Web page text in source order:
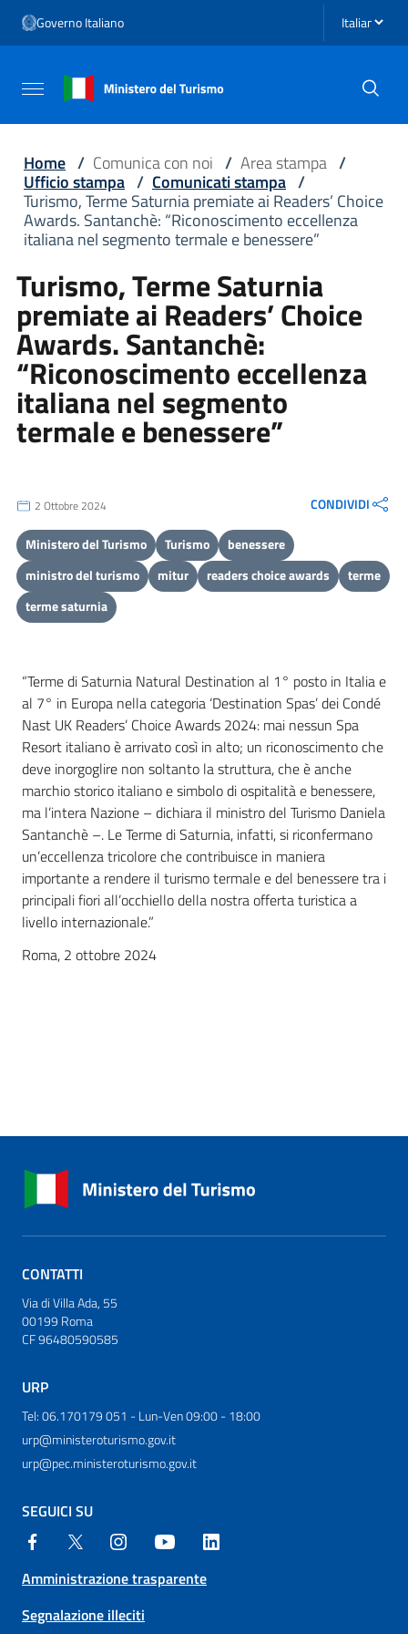
Vai al menu di navigazione
Vai al footer
Governo Italiano Seleziona
Attiva / disattiva la navigazione
Home / Comunica con noi / Area stampa /
Ufficio stampa / Comunicati stampa /
Turismo, Terme Saturnia premiate ai Readers’ Choice
Awards. Santanchè: “Riconoscimento eccellenza
italiana nel segmento termale e benessere”
Turismo, Terme Saturnia
premiate ai Readers’ Choice
Awards. Santanchè:
“Riconoscimento eccellenza
italiana nel segmento
termale e benessere”
2 Ottobre 2024 CONDIVIDI
Ministero del Turismo Turismo
benessere
ministro del turismo
mitur readers choice awards
terme
terme saturnia
“Terme di Saturnia Natural Destination al 1° posto in Italia e
al 7° in Europa nella categoria ‘Destination Spas’ dei Condé
Nast UK Readers’ Choice Awards 2024: mai nessun Spa
Resort italiano è arrivato così in alto; un riconoscimento che
deve inorgoglire non soltanto la struttura, che è anche
marchio storico italiano e simbolo di ospitalità e benessere,
ma l’intera Nazione – dichiara il ministro del Turismo Daniela
Santanchè –. Le Terme di Saturnia, infatti, si riconfermano
un’eccellenza tricolore che contribuisce in maniera
importante a rendere il turismo termale e del benessere tra i
principali fiori all’occhiello della nostra offerta turistica a
livello internazionale.”
Roma, 2 ottobre 2024
CONTATTI
Via di Villa Ada, 55
00199 Roma
CF 96480590585
URP
Tel: 06.170179 051 - Lun-Ven 09:00 - 18:00
urp@ministeroturismo.gov.it
urp@pec.ministeroturismo.gov.it
SEGUICI SU
Amministrazione trasparente
Segnalazione illeciti